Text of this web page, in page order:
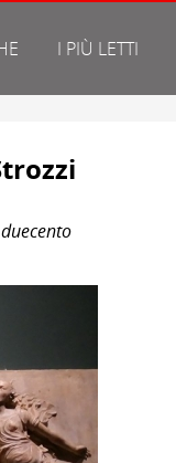
I PIÙ LETTI